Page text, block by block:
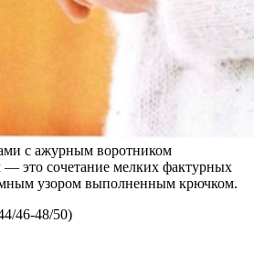
с ажурным воротником
это сочетание мелких фактурных
узором выполненным крючком.
46-48/50)